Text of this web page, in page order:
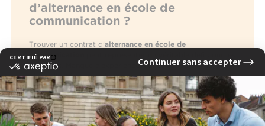
d’alternance en école de
communication ?
Trouver un contrat d’alternance en école de
communication
étudiants. Manque d’expérience, concurrence élevée,
places limitées… les obstacles sont souvent nombreux.
Quelques conseils pratiques pour mettre toutes les
chances de votre côté :